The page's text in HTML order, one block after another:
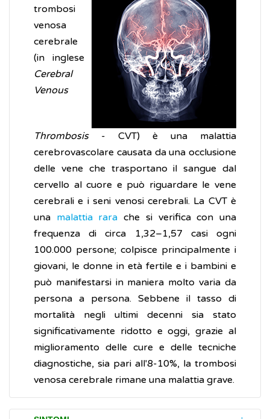
trombosi
venosa
cerebrale
(in inglese
Cerebral
Venous
Thrombosis- CVT) è una malattia
cerebrovascolare causata da una occlusione
delle vene che trasportano il sangue dal
cervello al cuore e può riguardare le vene
cerebrali e i seni venosi cerebrali. La CVT è
una malattia rara che si verifica con una
frequenza di circa 1,32–1,57 casi ogni
100.000 persone; colpisce principalmente i
giovani, le donne in età fertile e i bambini e
può manifestarsi in maniera molto varia da
persona a persona. Sebbene il tasso di
mortalità negli ultimi decenni sia stato
significativamente ridotto e oggi, grazie al
miglioramento delle cure e delle tecniche
diagnostiche, sia pari all'8-10%, la trombosi
venosa cerebrale rimane una malattia grave.